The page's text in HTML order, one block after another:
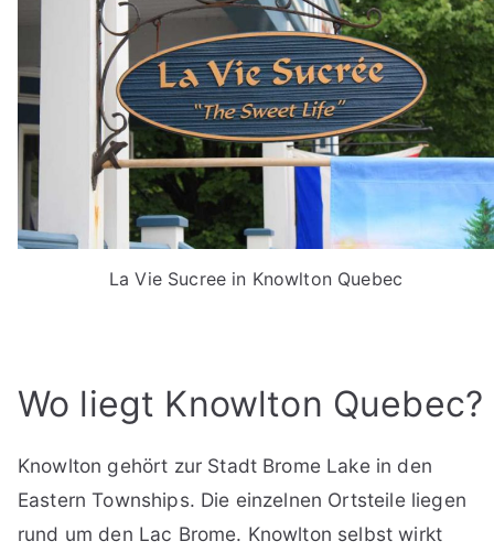
La Vie Sucree in Knowlton Quebec
Wo liegt Knowlton Quebec?
Knowlton gehört zur Stadt Brome Lake in den
Eastern Townships. Die einzelnen Ortsteile liegen
rund um den Lac Brome. Knowlton selbst wirkt